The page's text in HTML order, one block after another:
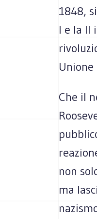
1848,
I e la II
Unione
Che il
non
ma